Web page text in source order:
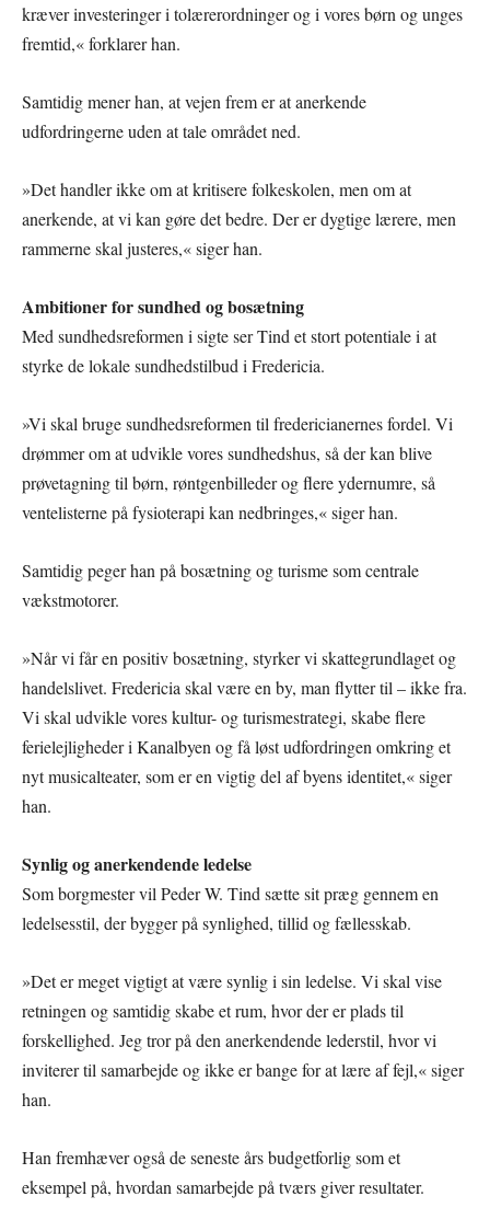
kræver investeringer i tolærerordninger og i vores børn og unges
fremtid,« forklarer han.
Samtidig mener han, at vejen frem er at anerkende
udfordringerne uden at tale området ned.
»Det handler ikke om at kritisere folkeskolen, men om at
anerkende, at vi kan gøre det bedre. Der er dygtige lærere, men
rammerne skal justeres,« siger han.
Ambitioner for sundhed og bosætning
Med sundhedsreformen i sigte ser Tind et stort potentiale i at
styrke de lokale sundhedstilbud i Fredericia.
»Vi skal bruge sundhedsreformen til fredericianernes fordel. Vi
drømmer om at udvikle vores sundhedshus, så der kan blive
prøvetagning til børn, røntgenbilleder og flere ydernumre, så
ventelisterne på fysioterapi kan nedbringes,« siger han.
Samtidig peger han på bosætning og turisme som centrale
vækstmotorer.
»Når vi får en positiv bosætning, styrker vi skattegrundlaget og
handelslivet. Fredericia skal være en by, man flytter til – ikke fra.
Vi skal udvikle vores kultur- og turismestrategi, skabe flere
ferielejligheder i Kanalbyen og få løst udfordringen omkring et
nyt musicalteater, som er en vigtig del af byens identitet,« siger
han.
Synlig og anerkendende ledelse
Som borgmester vil Peder W. Tind sætte sit præg gennem en
ledelsesstil, der bygger på synlighed, tillid og fællesskab.
»Det er meget vigtigt at være synlig i sin ledelse. Vi skal vise
retningen og samtidig skabe et rum, hvor der er plads til
forskellighed. Jeg tror på den anerkendende lederstil, hvor vi
inviterer til samarbejde og ikke er bange for at lære af fejl,« siger
han.
Han fremhæver også de seneste års budgetforlig som et
eksempel på, hvordan samarbejde på tværs giver resultater.